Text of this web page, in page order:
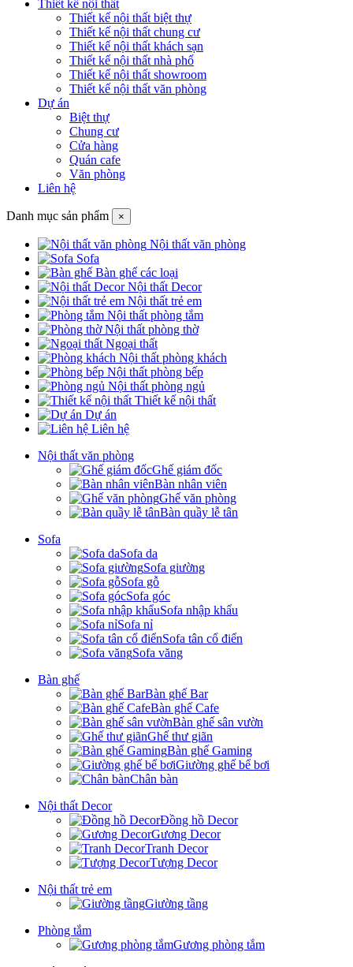
Thiết kế nội thất
Thiết kế nội thất biệt thự
Thiết kế nội thất chung cư
Thiết kế nội thất khách sạn
Thiết kế nội thất nhà phố
Thiết kế nội thất showroom
Thiết kế nội thất văn phòng
Dự án
Biệt thự
Chung cư
Cửa hàng
Quán cafe
Văn phòng
Liên hệ
Danh mục sản phẩm ×
Nội thất văn phòng
Sofa
Bàn ghế các loại
Nội thất Decor
Nội thất trẻ em
Nội thất phòng tắm
Nội thất phòng thờ
Ngoại thất
Nội thất phòng khách
Nội thất phòng bếp
Nội thất phòng ngủ
Thiết kế nội thất
Dự án
Liên hệ
Nội thất văn phòng
Ghế giám đốc
Bàn nhân viên
Ghế văn phòng
Bàn quầy lễ tân
Sofa
Sofa da
Sofa giường
Sofa gỗ
Sofa góc
Sofa nhập khẩu
Sofa nỉ
Sofa tân cổ điển
Sofa văng
Bàn ghế
Bàn ghế Bar
Bàn ghế Cafe
Bàn ghế sân vườn
Ghế thư giãn
Bàn ghế Gaming
Giường ghế bể bơi
Chân bàn
Nội thất Decor
Đồng hồ Decor
Gương Decor
Tranh Decor
Tượng Decor
Nội thất trẻ em
Giường tầng
Phòng tắm
Gương phòng tắm